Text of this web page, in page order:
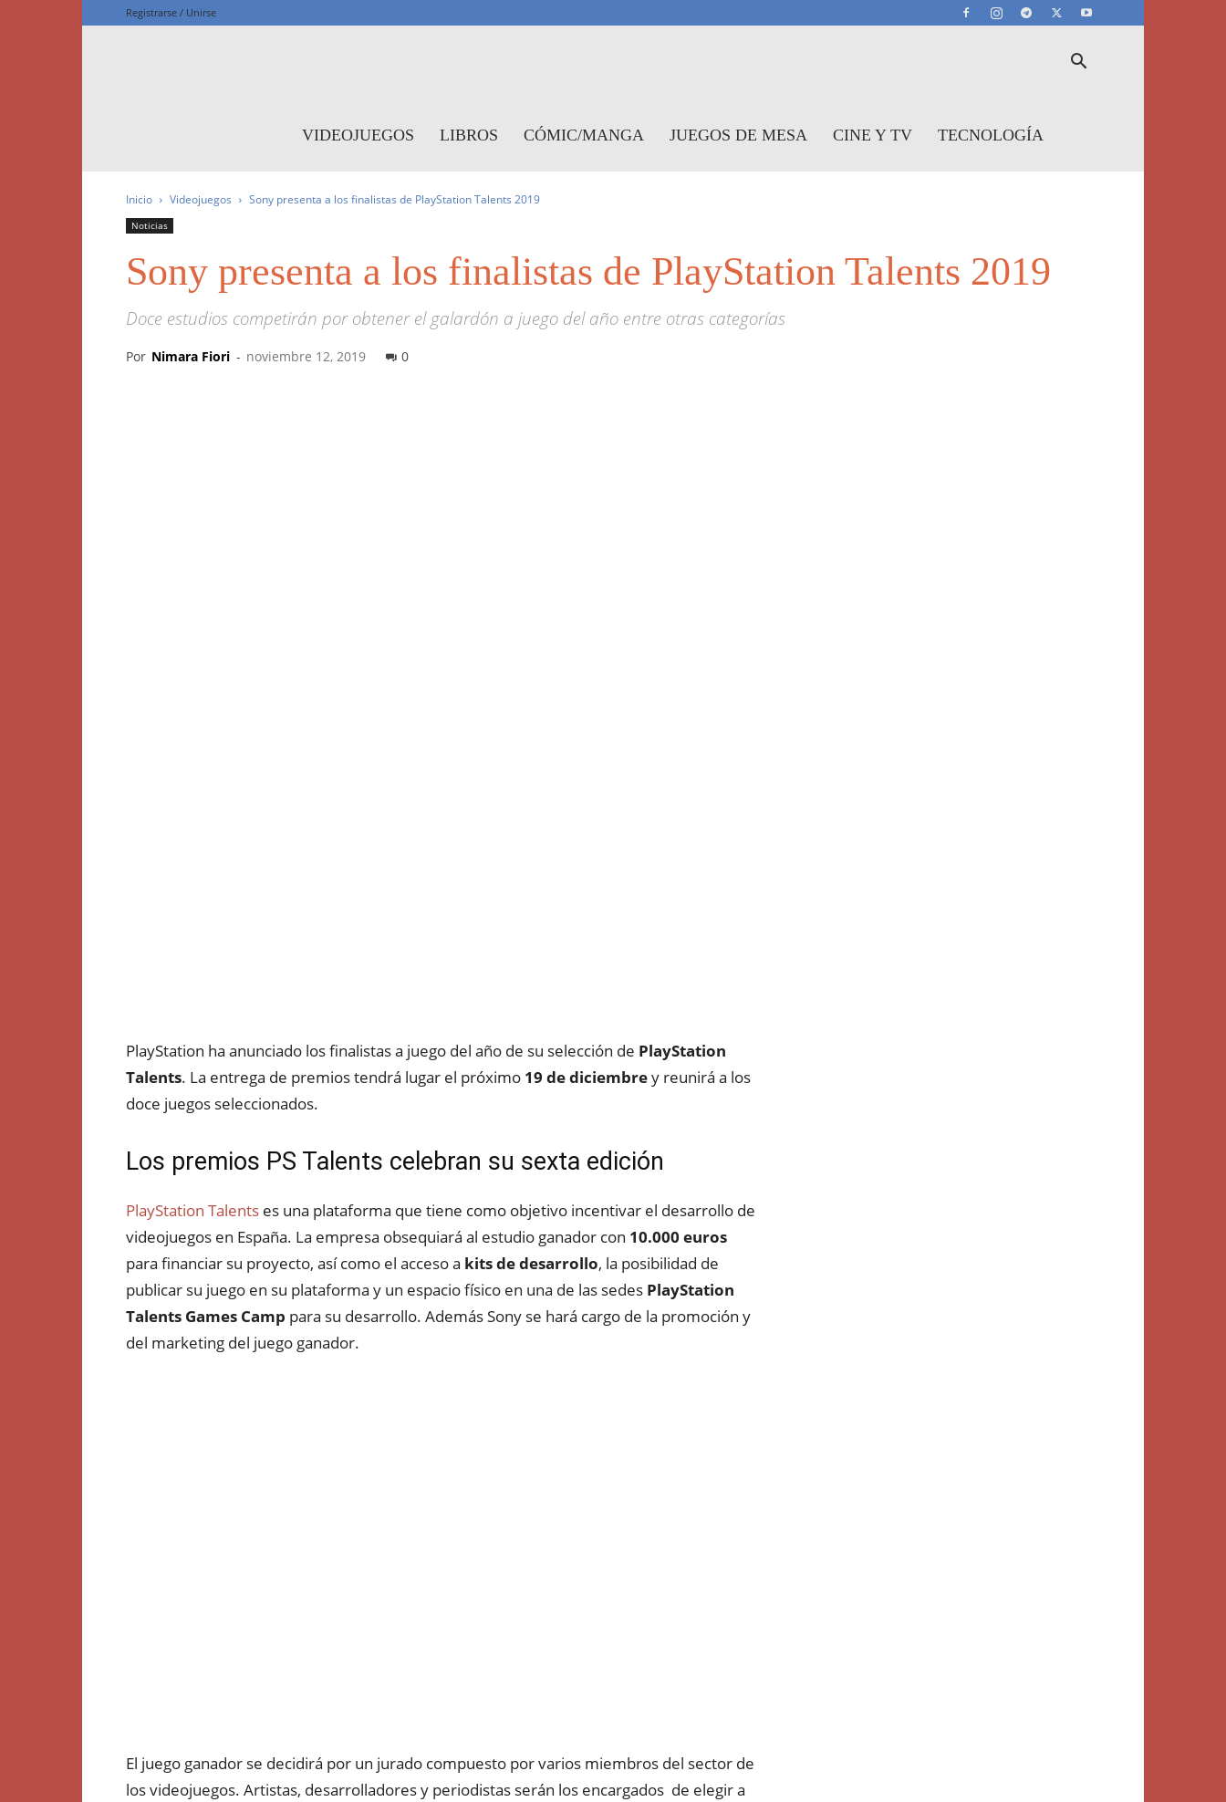
Registrarse / Unirse
VIDEOJUEGOS LIBROS CÓMIC/MANGA JUEGOS DE MESA CINE Y TV TECNOLOGÍA
Inicio Videojuegos Sony presenta a los finalistas de PlayStation Talents 2019
Noticias
Sony presenta a los finalistas de PlayStation Talents 2019
Doce estudios competirán por obtener el galardón a juego del año entre otras categorías
Por Nimara Fiori - noviembre 12, 2019 0
PlayStation ha anunciado los finalistas a juego del año de su selección de PlayStation
Talents. La entrega de premios tendrá lugar el próximo 19 de diciembrey reunirá a los
doce juegos seleccionados.
Los premios PS Talents celebran su sexta edición
PlayStation Talents es una plataforma que tiene como objetivo incentivar el desarrollo de
videojuegos en España. La empresa obsequiará al estudio ganador con 10.000 euros
para financiar su proyecto, así como el acceso a kits de desarrollo, la posibilidad de
publicar su juego en su plataforma y un espacio físico en una de las sedes PlayStation
Talents Games Camp para su desarrollo. Además Sony se hará cargo de la promoción y
del marketing del juego ganador.
El juego ganador se decidirá por un jurado compuesto por varios miembros del sector de
los videojuegos. Artistas, desarrolladores y periodistas serán los encargados de elegir a